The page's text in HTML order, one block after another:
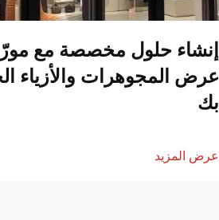
إنشاء حلول مخصصة مع
عرض المجوهرات والأزياء
بك
عرض المزيد